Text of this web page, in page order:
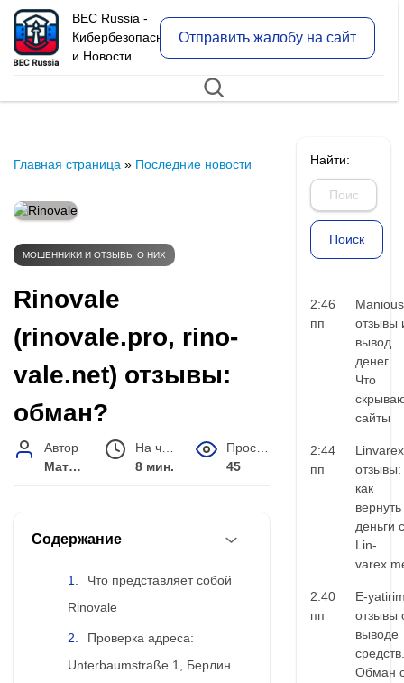
BEC Russia -
Кибербезопасность
и Новости
Отправить жалобу на сайт
Главная страница » Последние новости
МОШЕННИКИ И ОТЗЫВЫ О НИХ
Rinovale
(rinovale.pro, rino-
vale.net) отзывы:
обман?
Автор
Матвей Иванов
8 мин.
45
Содержание
Что представляет собой
Rinovale
Проверка адреса:
Unterbaumstraße 1, Берлин
Найти:
2:46
пп
Manious
отзывы
вывод
денег.
Что
сайты
2:44
пп
Linvarex
отзывы:
как
вернуть
деньги с
Lin-
2:40
пп
E-
отзывы
выводе
средств.
Обман